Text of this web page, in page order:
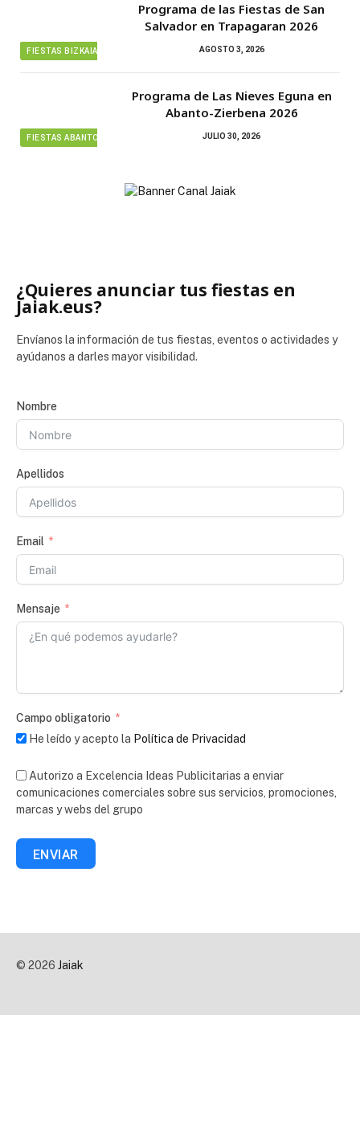
FIESTAS BIZKAIA
Programa de las Fiestas de San
Salvador en Trapagaran 2026
AGOSTO 3, 2026
FIESTAS ABANTO ZIERBENA
Programa de Las Nieves Eguna en
Abanto-Zierbena 2026
JULIO 30, 2026
¿Quieres anunciar tus fiestas en
Jaiak.eus?
Envíanos la información de tus fiestas, eventos o actividades y
ayúdanos a darles mayor visibilidad.
Nombre
Apellidos
Email
Mensaje
Campo obligatorio
He leído y acepto la Política de Privacidad
Autorizo a Excelencia Ideas Publicitarias a enviar
comunicaciones comerciales sobre sus servicios, promociones,
marcas y webs del grupo
ENVIAR
© 2026 Jaiak